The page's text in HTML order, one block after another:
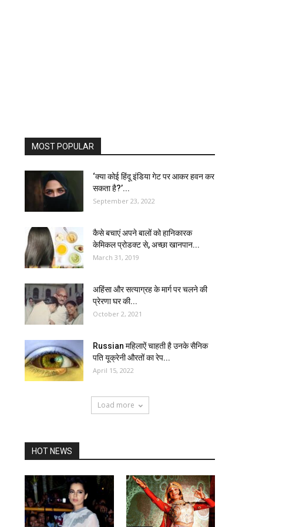
MOST POPULAR
‘क्या कोई हिंदू इंडिया गेट पर आकर हवन कर
सकता है?’...
September 23, 2022
कैसे बचाएं अपने बालों को हानिकारक
केमिकल प्रोडक्ट से, अच्छा खानपान...
March 31, 2019
अहिंसा और सत्याग्रह के मार्ग पर चलने की
प्रेरणा घर की...
October 2, 2021
Russian महिलाऐं चाहती है उनके सैनिक
पति यूक्रेनी औरतों का रेप...
April 15, 2022
Load more
HOT NEWS